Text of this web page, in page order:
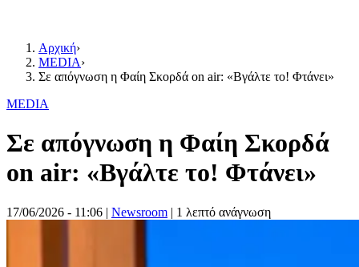
Αρχική›
MEDIA›
Σε απόγνωση η Φαίη Σκορδά on air: «Βγάλτε το! Φτάνει»
MEDIA
Σε απόγνωση η Φαίη Σκορδά
on air: «Βγάλτε το! Φτάνει»
17/06/2026 - 11:06 | Newsroom | 1 λεπτό ανάγνωση